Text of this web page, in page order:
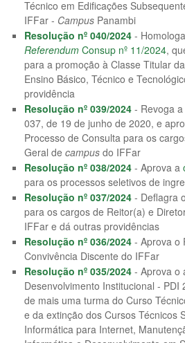
Técnico em Edificações
IFFar - Campus Panambi
Resolução nº 040/2024 -
Referendum Consup nº 11/2024,
para a promoção à Classe Titular
Ensino Básico, Técnico e
providência
Resolução nº 039/2024 - Revoga
037, de 19 de junho de 2020, e
Processo de Consulta para os
Geral de campus do IFFar
Resolução nº 038/2024 - Aprova a
para os processos seletivos de
Resolução nº 037/2024 - Deflagra
para os cargos de Reitor(a) e
IFFar e dá outras providências
Resolução nº 036/2024 - Aprova o
Convivência Discente do IFFar
Resolução nº 035/2024 - Aprova o
Desenvolvimento Institucional -
de mais uma turma do Curso
e da extinção dos Cursos Técnicos
Informática para Internet,